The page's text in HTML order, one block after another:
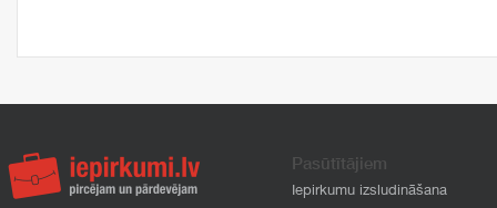
Pasūtītājiem
Iepirkumu izsludināšana